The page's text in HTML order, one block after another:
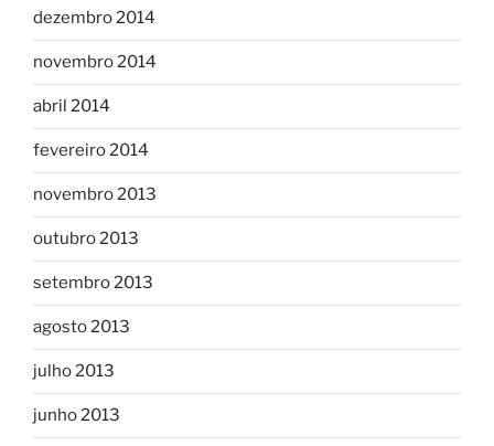
dezembro 2014
novembro 2014
abril 2014
fevereiro 2014
novembro 2013
outubro 2013
setembro 2013
agosto 2013
julho 2013
junho 2013